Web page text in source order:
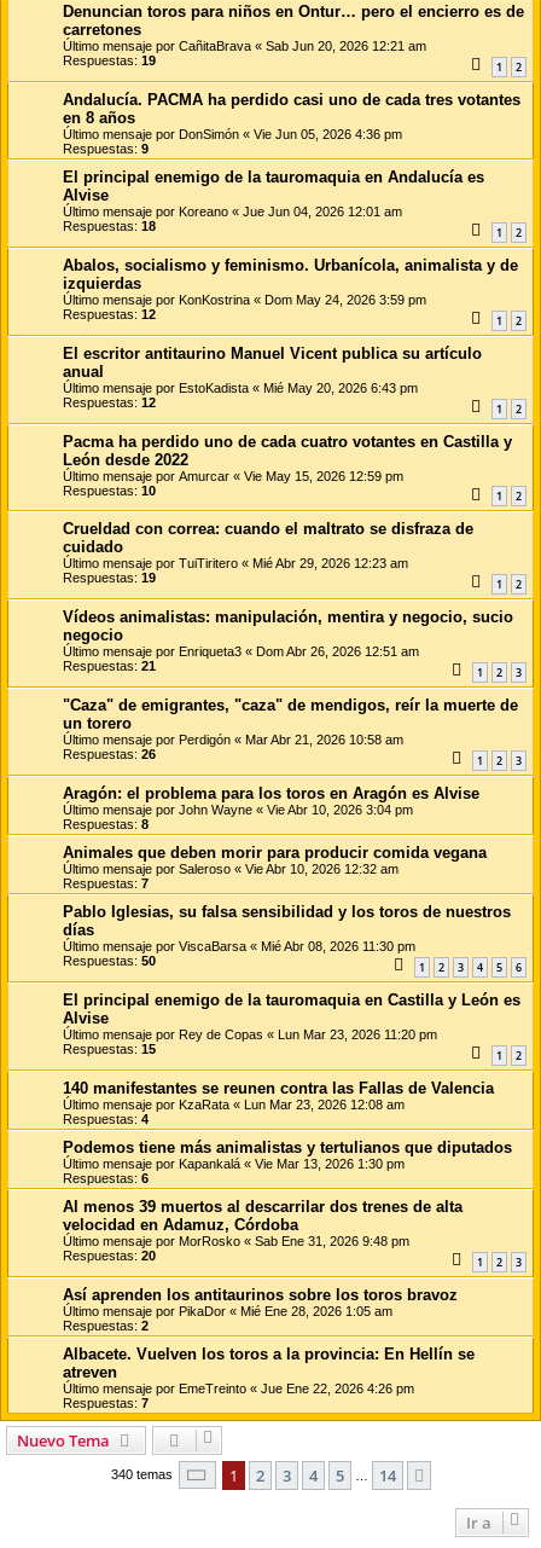
Denuncian toros para niños en Ontur… pero el encierro es de
carretones
Último mensaje por CañitaBrava « Sab Jun 20, 2026 12:21 am
Respuestas: 19 1 2
Andalucía. PACMA ha perdido casi uno de cada tres votantes
en 8 años
Último mensaje por DonSimón « Vie Jun 05, 2026 4:36 pm
Respuestas: 9
El principal enemigo de la tauromaquia en Andalucía es
Alvise
Último mensaje por Koreano « Jue Jun 04, 2026 12:01 am
Respuestas: 18 1 2
Abalos, socialismo y feminismo. Urbanícola, animalista y de
izquierdas
Último mensaje por KonKostrina « Dom May 24, 2026 3:59 pm
Respuestas: 12 1 2
El escritor antitaurino Manuel Vicent publica su artículo
anual
Último mensaje por EstoKadista « Mié May 20, 2026 6:43 pm
Respuestas: 12 1 2
Pacma ha perdido uno de cada cuatro votantes en Castilla y
León desde 2022
Último mensaje por Amurcar « Vie May 15, 2026 12:59 pm
Respuestas: 10 1 2
Crueldad con correa: cuando el maltrato se disfraza de
cuidado
Último mensaje por TuiTiritero « Mié Abr 29, 2026 12:23 am
Respuestas: 19 1 2
Vídeos animalistas: manipulación, mentira y negocio, sucio
negocio
Último mensaje por Enriqueta3 « Dom Abr 26, 2026 12:51 am
Respuestas: 21 1 2 3
"Caza" de emigrantes, "caza" de mendigos, reír la muerte de
un torero
Último mensaje por Perdigón « Mar Abr 21, 2026 10:58 am
Respuestas: 26 1 2 3
Aragón: el problema para los toros en Aragón es Alvise
Último mensaje por John Wayne « Vie Abr 10, 2026 3:04 pm
Respuestas: 8
Animales que deben morir para producir comida vegana
Último mensaje por Saleroso « Vie Abr 10, 2026 12:32 am
Respuestas: 7
Pablo Iglesias, su falsa sensibilidad y los toros de nuestros
días
Último mensaje por ViscaBarsa « Mié Abr 08, 2026 11:30 pm
Respuestas: 50 1 2 3 4 5 6
El principal enemigo de la tauromaquia en Castilla y León es
Alvise
Último mensaje por Rey de Copas « Lun Mar 23, 2026 11:20 pm
Respuestas: 15 1 2
140 manifestantes se reunen contra las Fallas de Valencia
Último mensaje por KzaRata « Lun Mar 23, 2026 12:08 am
Respuestas: 4
Podemos tiene más animalistas y tertulianos que diputados
Último mensaje por Kapankalá « Vie Mar 13, 2026 1:30 pm
Respuestas: 6
Al menos 39 muertos al descarrilar dos trenes de alta
velocidad en Adamuz, Córdoba
Último mensaje por MorRosko « Sab Ene 31, 2026 9:48 pm
Respuestas: 20 1 2 3
Así aprenden los antitaurinos sobre los toros bravoz
Último mensaje por PikaDor « Mié Ene 28, 2026 1:05 am
Respuestas: 2
Albacete. Vuelven los toros a la provincia: En Hellín se
atreven
Último mensaje por EmeTreinto « Jue Ene 22, 2026 4:26 pm
Respuestas: 7
Nuevo Tema
340 temas Página de 14
1 2 3 4 5 14
Ir a